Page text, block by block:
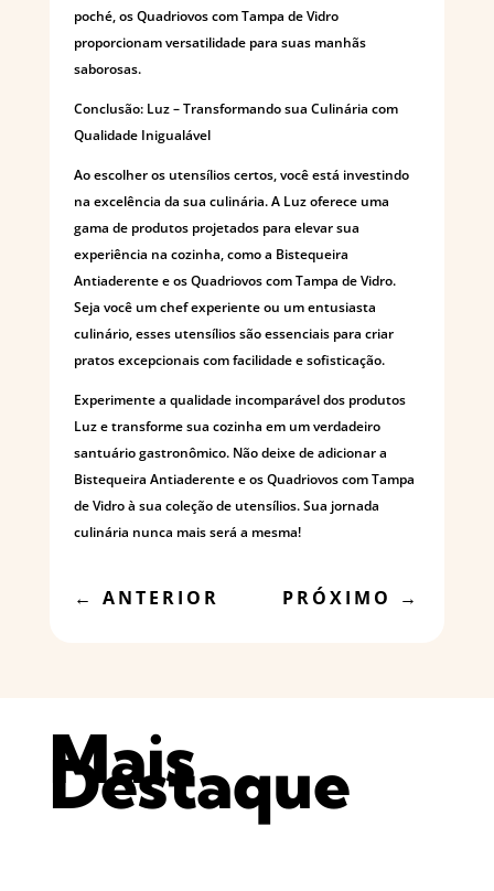
poché, os Quadriovos com Tampa de Vidro
proporcionam versatilidade para suas manhãs
saborosas.
Conclusão: Luz – Transformando sua Culinária com
Qualidade Inigualável
Ao escolher os utensílios certos, você está investindo
na excelência da sua culinária. A Luz oferece uma
gama de produtos projetados para elevar sua
experiência na cozinha, como a Bistequeira
Antiaderente e os Quadriovos com Tampa de Vidro.
Seja você um chef experiente ou um entusiasta
culinário, esses utensílios são essenciais para criar
pratos excepcionais com facilidade e sofisticação.
Experimente a qualidade incomparável dos produtos
Luz e transforme sua cozinha em um verdadeiro
santuário gastronômico. Não deixe de adicionar a
Bistequeira Antiaderente e os Quadriovos com Tampa
de Vidro à sua coleção de utensílios. Sua jornada
culinária nunca mais será a mesma!
←ANTERIOR PRÓXIMO →
Mais
Destaque